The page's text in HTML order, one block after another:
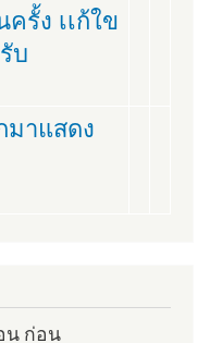
รั้ง เเก้ใข
บ
มาแสดง
น ก่อน